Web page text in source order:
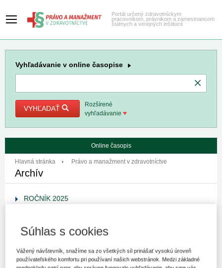
Portál určený zdravotníckym
pracovníkom, právnikom a zamestnancom
štátnych a verejných inštitúcií
Vyhľadávanie v online časopise
VYHĽADAŤ
Rozšírené
vyhľadávanie
Online časopis
Hlavná stránka Právo a manažment v zdravotníctve
Archív
ROČNÍK 2025
ROČNÍK 2023
Vydanie č. 11/2023
Vydanie č. 10/2023
Súhlas s cookies
Vážený návštevník, snažíme sa zo všetkých síl prinášať vysokú úroveň
používateľského komfortu pri používaní našich webstránok. Medzi základné